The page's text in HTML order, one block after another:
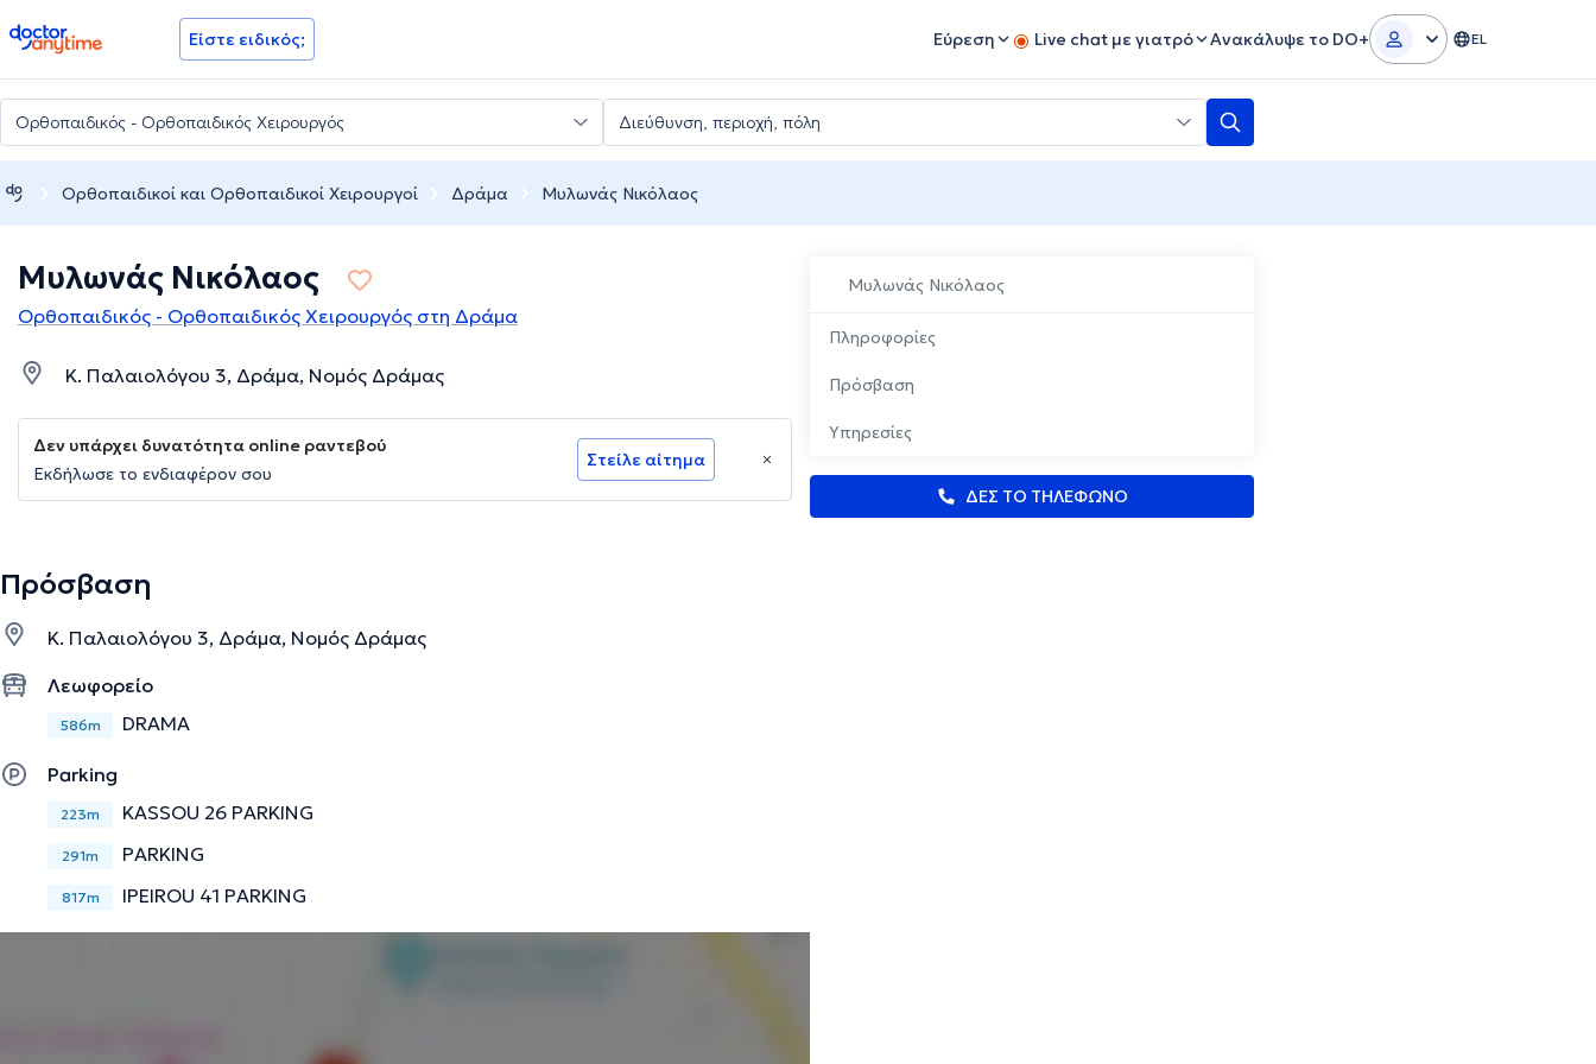
doctoranytime Είστε ειδικός; Εύρεση Live chat με γιατρό Ανακάλυψε το DO+ EL
Ορθοπαιδικοί και Ορθοπαιδικοί Χειρουργοί Δράμα Μυλωνάς Νικόλαος
Μυλωνάς Νικόλαος
Πληροφορίες
Πρόσβαση
Υπηρεσίες
ΔΕΣ ΤΟ ΤΗΛΕΦΩΝΟ
Μυλωνάς Νικόλαος
Ορθοπαιδικός - Ορθοπαιδικός Χειρουργός στη Δράμα
Κ. Παλαιολόγου 3, Δράμα, Νομός Δράμας
Δεν υπάρχει δυνατότητα online ραντεβού
Εκδήλωσε το ενδιαφέρον σου
Στείλε αίτημα
Πρόσβαση
Κ. Παλαιολόγου 3, Δράμα, Νομός Δράμας
Λεωφορείο
586m DRAMA
Parking
223m KASSOU 26 PARKING
291m PARKING
817m IPEIROU 41 PARKING